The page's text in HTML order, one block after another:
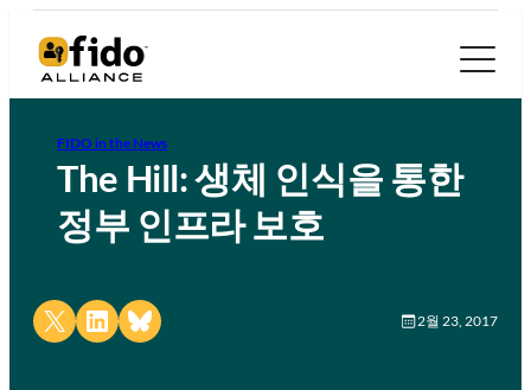
FIDO in the News
The Hill: 생체 인식을 통한
정부 인프라 보호
Share on X Share on LinkedIn
Share on Bluesky 2월 23, 2017